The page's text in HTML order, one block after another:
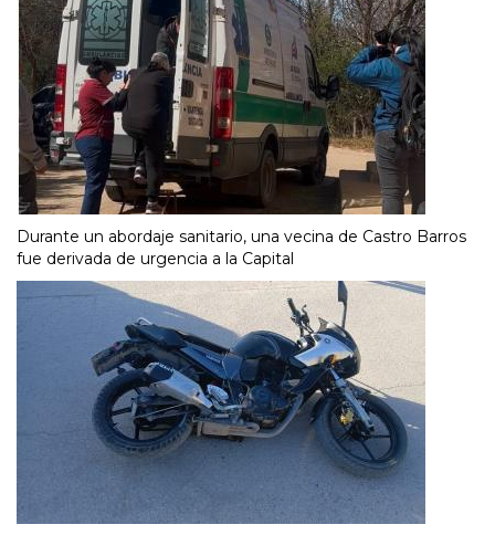
Durante un abordaje sanitario, una vecina de Castro Barros
fue derivada de urgencia a la Capital